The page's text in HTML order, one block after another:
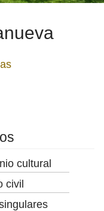
cultural
civil